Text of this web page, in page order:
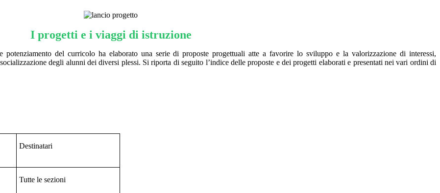
I progetti e i viaggi di istruzione
potenziamento del curricolo ha elaborato una serie di proposte progettuali atte a favorire lo sviluppo e la valorizzazione di interessi,
degli alunni dei diversi plessi. Si riporta di seguito l’indice delle proposte e dei progetti elaborati e presentati nei vari ordini di
Destinatari
Tutte le sezioni